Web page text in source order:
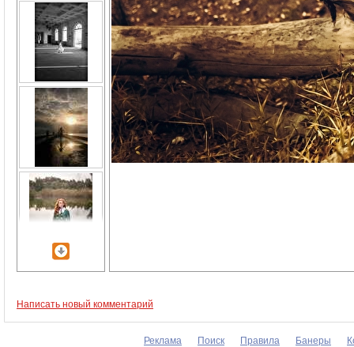
Написать новый комментарий
Реклама Поиск Правила Банеры